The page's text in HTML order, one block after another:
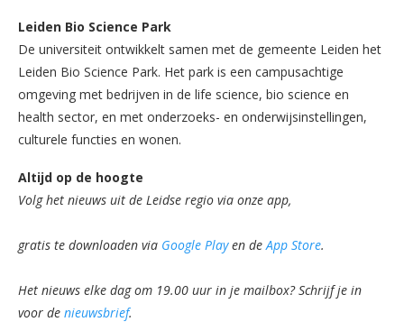
Leiden Bio Science Park
De universiteit ontwikkelt samen met de gemeente Leiden het
Leiden Bio Science Park. Het park is een campusachtige
omgeving met bedrijven in de life science, bio science en
health sector, en met onderzoeks- en onderwijsinstellingen,
culturele functies en wonen.
Altijd op de hoogte
Volg het nieuws uit de Leidse regio via onze app,
gratis te downloaden via Google Playen deApp Store.
Het nieuws elke dag om 19.00 uur in je mailbox? Schrijf je in
voor de nieuwsbrief.